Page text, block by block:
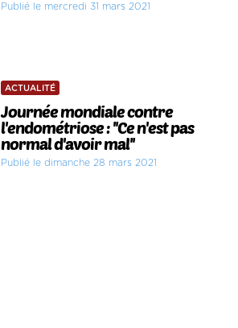
Publié le mercredi 31 mars 2021
ACTUALITÉ
Journée mondiale contre
l'endométriose : ''Ce n'est pas
normal d'avoir mal''
Publié le dimanche 28 mars 2021